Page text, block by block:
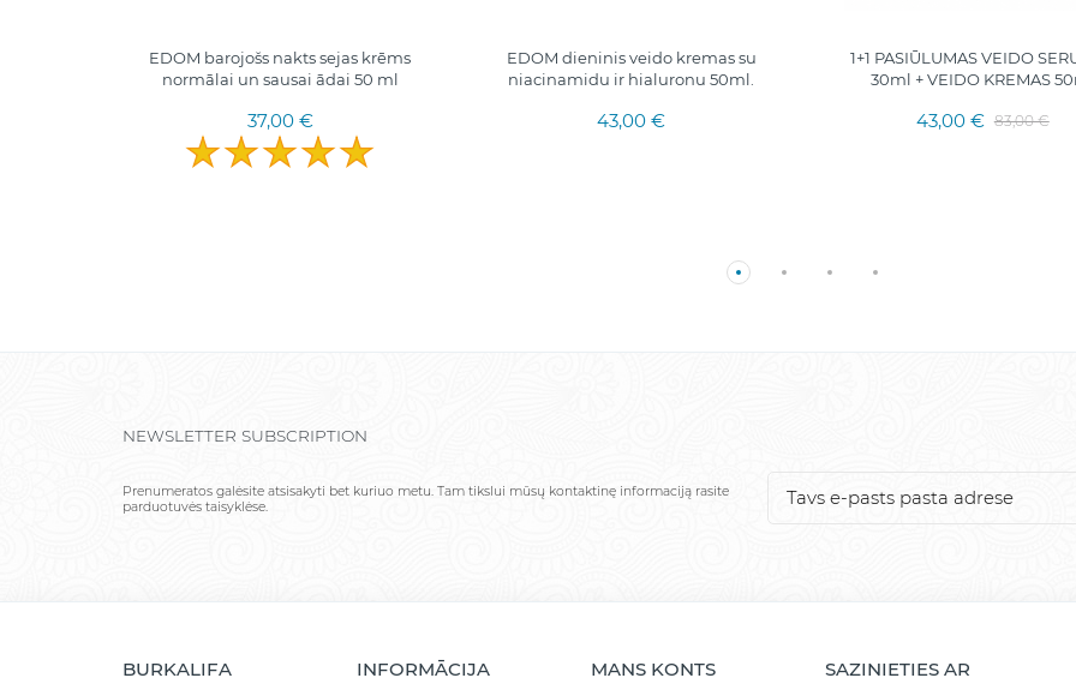
EDOM barojošs nakts sejas krēms
normālai un sausai ādai 50 ml
37,00 €
EDOM dieninis veido kremas su
niacinamidu ir hialuronu 50ml.
43,00 €
1+1 PASIŪLUMAS VEIDO
30ml + VEIDO KREMAS
43,00 € 83,00 €
NEWSLETTER SUBSCRIPTION
Prenumeratos galėsite atsisakyti bet kuriuo metu. Tam tikslui mūsų kontaktinę informaciją rasite
parduotuvės taisyklėse.
BURKALIFA INFORMĀCIJA MANS KONTS SAZINIETIES AR